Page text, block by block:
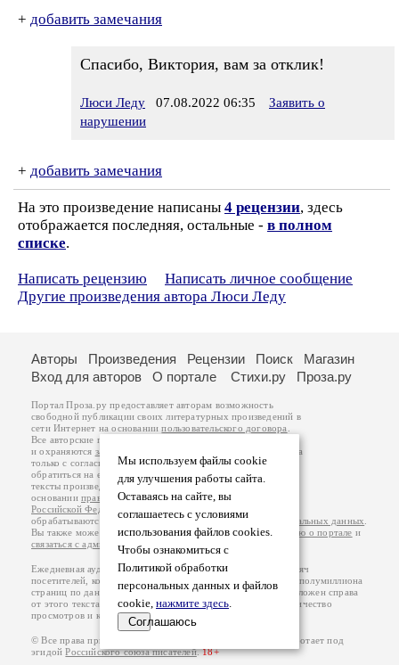
+ добавить замечания
Спасибо, Виктория, вам за отклик!
Люси Леду 07.08.2022 06:35
Заявить о
нарушении
+ добавить замечания
На это произведение написаны 4 рецензии, здесь
отображается последняя, остальные - в полном
списке.
Написать рецензию
Написать личное сообщение
Другие произведения автора Люси Леду
Мы используем файлы cookie
для улучшения работы сайта.
Оставаясь на сайте, вы
соглашаетесь с условиями
использования файлов cookies.
Чтобы ознакомиться с
Политикой обработки
персональных данных и файлов
cookie, нажмите здесь.
Соглашаюсь
Авторы Произведения Рецензии Поиск
Магазин
Вход для авторов
О портале Стихи.ру Проза.ру
Портал Проза.ру предоставляет авторам возможность
свободной публикации своих литературных произведений в
сети Интернет на основаниипользовательского договора
Все авторские права на произведения принадлежат авторам
и охраняются законом
. Перепечатка произведений возможна
только с согласия его автора, к которому вы можете
обратиться на его авторской странице. Ответственность за
тексты произведений авторы несут самостоятельно на
основанииправил публикацииизаконодательства
Российской Федерации
обрабатываются на основанииПолитики обработки персональных данных
Вы также можете посмотреть более подробнуюинформацию о портале и
связаться с администрацией
Ежедневная аудитория портала Проза.ру – порядка 100 тысяч
посетителей, которые в общей сумме просматривают более полумиллиона
страниц по данным счетчика посещаемости, который расположен справа
от этого текста. В каждой графе указано по две цифры: количество
просмотров и количество посетителей.
© Все права принадлежат авторам, 2000-2026. Портал работает под
эгидойРоссийского союза писателей.18+